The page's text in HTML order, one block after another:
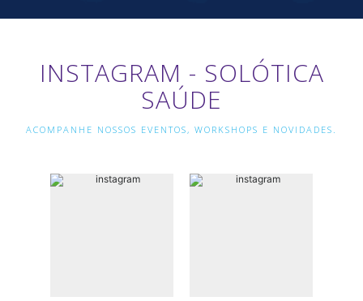
INSTAGRAM - SOLÓTICA
SAÚDE
ACOMPANHE NOSSOS EVENTOS, WORKSHOPS E NOVIDADES.